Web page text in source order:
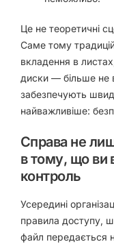
Це не теоретичні
Саме тому
вкладення в
диски — більше не
забезпечують
найважливіше:
Справа не
в тому, що ви
контроль
Усередині
правила доступу,
файл передається